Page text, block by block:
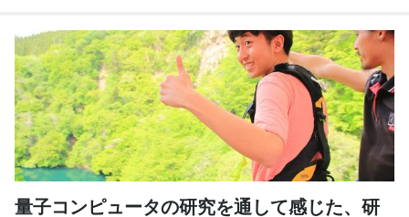
量子コンピュータの研究を通して感じた、研